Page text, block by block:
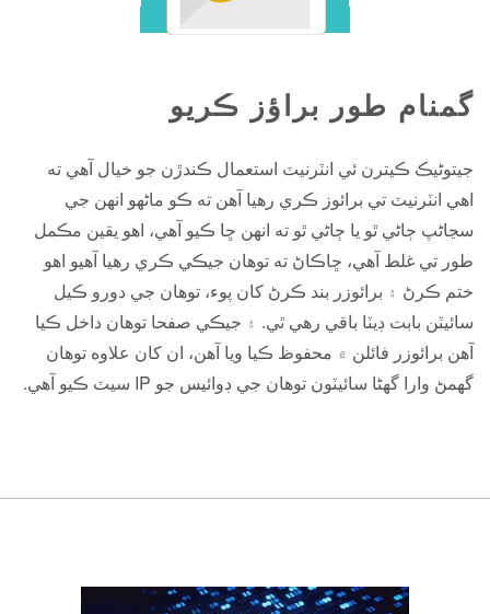
گمنام طور براؤز ڪريو
جيتوڻيڪ ڪيترن ئي انٽرنيٽ استعمال ڪندڙن جو خيال آهي ته
اهي انٽرنيٽ تي برائوز ڪري رهيا آهن ته ڪو ماڻهو انهن جي
سڃاڻپ ڄاڻي ٿو يا ڄاڻي ٿو ته انهن ڇا ڪيو آهي، اهو يقين مڪمل
طور تي غلط آهي، ڇاڪاڻ ته توهان جيڪي ڪري رهيا آهيو اهو
ختم ڪرڻ ۽ برائوزر بند ڪرڻ کان پوء، توهان جي دورو ڪيل
سائيٽن بابت ڊيٽا باقي رهي ٿي. ۽ جيڪي صفحا توھان داخل ڪيا
آھن برائوزر فائلن ۾ محفوظ ڪيا ويا آھن، ان کان علاوه توھان
گھمڻ وارا گھڻا سائيٽون توھان جي ڊوائيس جو IP سيٽ ڪيو آھي.